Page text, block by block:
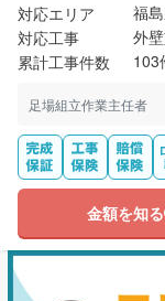
対応エリア
福
対応工事
外
累計工事件数
103
足場組立作業主任者
金額を知る